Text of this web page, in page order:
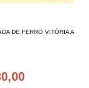
DE FERRO VITÓRIA A